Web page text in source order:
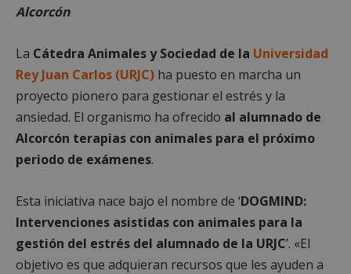
Alcorcón
La Cátedra Animales y Sociedad de la Universidad
Rey Juan Carlos (URJC) ha puesto en marcha un
proyecto pionero para gestionar el estrés y la
ansiedad. El organismo ha ofrecido al alumnado de
Alcorcón terapias con animales para el próximo
periodo de exámenes.
Esta iniciativa nace bajo el nombre de ‘DOGMIND:
Intervenciones asistidas con animales para la
gestión del estrés del alumnado de la URJC’. «El
objetivo es que adquieran recursos que les ayuden a